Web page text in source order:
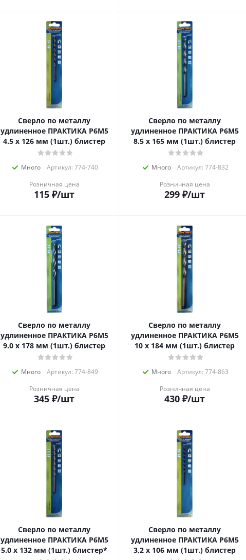
Сверло по металлу
удлиненное ПРАКТИКА Р6М5
4.5 х 126 мм (1шт.) блистер
Много
Артикул: 774-740
Розничная цена
115 ₽/шт
Сверло по металлу
удлиненное ПРАКТИКА Р6М5
8.5 х 165 мм (1шт.) блистер
Много
Артикул: 774-832
Розничная цена
299 ₽/шт
Сверло по металлу
удлиненное ПРАКТИКА Р6М5
9.0 х 178 мм (1шт.) блистер
Много
Артикул: 774-849
Розничная цена
345 ₽/шт
Сверло по металлу
удлиненное ПРАКТИКА Р6М5
10 х 184 мм (1шт.) блистер
Много
Артикул: 774-863
Розничная цена
430 ₽/шт
Сверло по металлу
удлиненное ПРАКТИКА Р6М5
5.0 х 132 мм (1шт.) блистер*
Сверло по металлу
удлиненное ПРАКТИКА Р6М5
3,2 х 106 мм (1шт.) блистер